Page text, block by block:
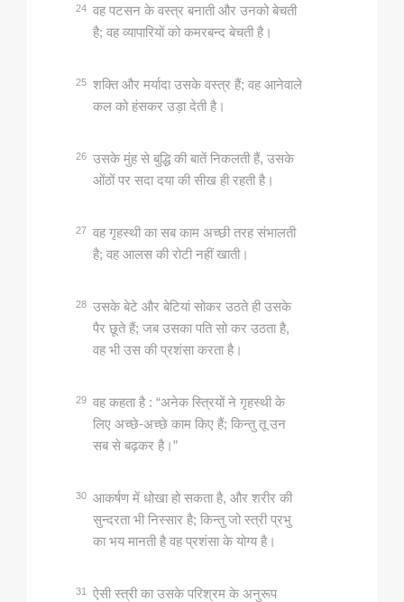
24 वह पटसन के वस्‍त्र बनाती और उनको बेचती
है; वह व्‍यापारियों को कमरबन्‍द बेचती है।
25 शक्‍ति और मर्यादा उसके वस्‍त्र हैं; वह आनेवाले
कल को हंसकर उड़ा देती है।
26 उसके मुंह से बुद्धि की बातें निकलती हैं, उसके
ओंठों पर सदा दया की सीख ही रहती है।
27 वह गृहस्‍थी का सब काम अच्‍छी तरह संभालती
है; वह आलस की रोटी नहीं खाती।
28 उसके बेटे और बेटियां सोकर उठते ही उसके
पैर छूते हैं; जब उसका पति सो कर उठता है,
वह भी उस की प्रशंसा करता है।
29 वह कहता है : “अनेक स्‍त्रियों ने गृहस्‍थी के
लिए अच्‍छे-अच्‍छे काम किए हैं; किन्‍तु तू उन
सब से बढ़कर है।”
30 आकर्षण में धोखा हो सकता है, और शरीर की
सुन्‍दरता भी निस्‍सार है; किन्‍तु जो स्‍त्री प्रभु
का भय मानती है वह प्रशंसा के योग्‍य है।
31
ऐसी स्‍त्री का उसके परिश्रम के अनुरूप